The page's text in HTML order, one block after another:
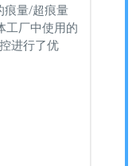
痕量/超痕量
工厂中使用的
进行了优